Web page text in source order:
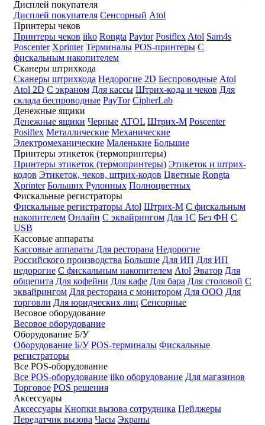
Дисплей покупателя
Дисплей покупателя Сенсорный Atol
Принтеры чеков
Принтеры чеков iiko Rongta Paytor Posiflex Atol Sam4s
Poscenter Xprinter Терминалы POS-принтеры С
фискальным накопителем
Сканеры штрихкода
Сканеры штрихкода Недорогие 2D Беспроводные Atol
Atol 2D С экраном Для кассы Штрих-кода и чеков Для
склада беспроводные PayTor CipherLab
Денежные ящики
Денежные ящики Черные ATOL Штрих-М Poscenter
Posiflex Металлические Механические
Электромеханические Маленькие Большие
Принтеры этикеток (термопринтеры)
Принтеры этикеток (термопринтеры) Этикеток и штрих-
кодов Этикеток, чеков, штрих-кодов Цветные Rongta
Xprinter Больших Рулонных Полноцветных
Фискальные регистраторы
Фискальные регистраторы Atol Штрих-М С фискальным
накопителем Онлайн С эквайрингом Для 1С Без ФН С
USB
Кассовые аппараты
Кассовые аппараты Для ресторана Недорогие
Российского производства Большие Для ИП Для ИП
недорогие С фискальным накопителем Atol Эватор Для
общепита Для кофейни Для кафе Для бара Для столовой С
эквайрингом Для ресторана с монитором Для ООО Для
торговли Для юридческих лиц Сенсорные
Весовое оборудование
Весовое оборудование
Оборудование Б/У
Оборудование Б/У POS-терминалы Фискальные
регистраторы
Все POS-оборудование
Все POS-оборудование iiko оборудование Для магазинов
Торговое POS решения
Аксессуары
Аксессуары Кнопки вызова сотрудника Пейджеры
Передатчик вызова Часы Экраны